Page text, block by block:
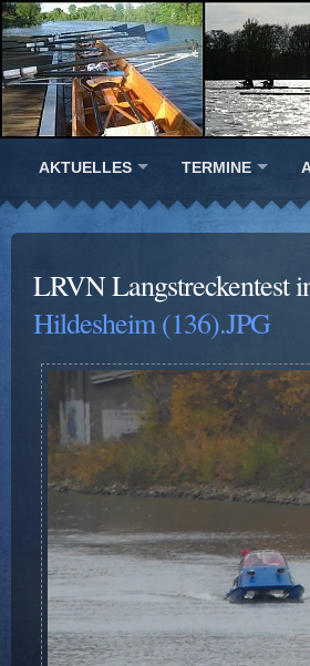
AKTUELLES TERMINE
LRVN Langstreckentest
Hildesheim (136).JPG